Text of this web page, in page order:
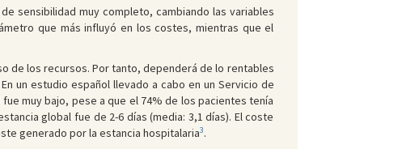
sensibilidad muy completo, cambiando las variables
que más influyó en los costes, mientras que el
de los recursos. Por tanto, dependerá de lo rentables
un estudio español llevado a cabo en un Servicio de
muy bajo, pese a que el 74% de los pacientes tenía
global fue de 2-6 días (media: 3,1 días). El coste
generado por la estancia hospitalaria3.